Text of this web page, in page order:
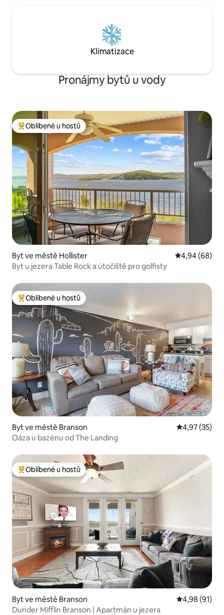
Klimatizace
Pronájmy bytů u vody
Nejlepší v kategorii Oblíbené u hostů
Oblíbené u hostů
Byt ve městě Hollister Průměrné
4,94 (68)
Byt u jezera Table Rock a útočiště pro golfisty
Nejlepší v kategorii Oblíbené u hostů
Oblíbené u hostů
Byt ve městě Branson Průměrné
4,97 (35)
Oáza u bazénu od The Landing
Nejlepší v kategorii Oblíbené u hostů
Oblíbené u hostů
Byt ve městě Branson Průměrné
4,98 (91)
Dunder Mifflin Branson | Apartmán u jezera